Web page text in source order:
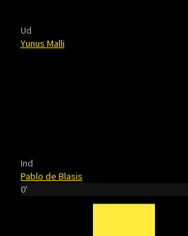
Ud
Yunus Malli
Ind
Pablo de Blasis
0'